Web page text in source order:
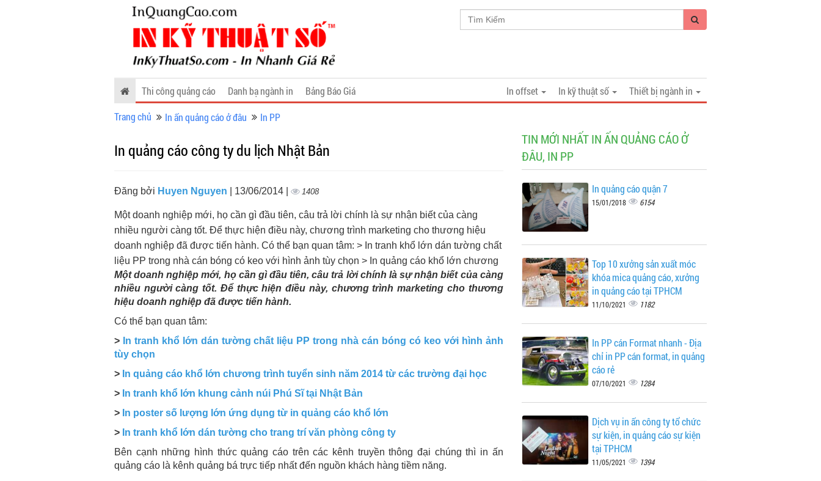
Thi công quảng cáo Thiết bị ngành in
Danh bạ ngành in In kỹ thuật số
In offset
Bảng Báo Giá
Trang chủ
In ấn quảng cáo ở đâu In PP
In quảng cáo công ty du lịch Nhật Bản
Đăng bởi Huyen Nguyen | 13/06/2014 | 1408
Một doanh nghiệp mới, họ cần gì đầu tiên, câu trả lời chính là sự nhận biết của càng
nhiều người càng tốt. Để thực hiện điều này, chương trình marketing cho thương hiệu
doanh nghiệp đã được tiến hành. Có thể bạn quan tâm: > In tranh khổ lớn dán tường chất
liệu PP trong nhà cán bóng có keo với hình ảnh tùy chọn > In quảng cáo khổ lớn chương
Một doanh nghiệp mới, họ cần gì đầu tiên, câu trả lời chính là sự nhận biết của càng
nhiều người càng tốt. Để thực hiện điều này, chương trình marketing cho thương
hiệu doanh nghiệp đã được tiến hành.
Có thể bạn quan tâm:
> In tranh khổ lớn dán tường chất liệu PP trong nhà cán bóng có keo với hình ảnh
tùy chọn
> In quảng cáo khổ lớn chương trình tuyển sinh năm 2014 từ các trường đại học
> In tranh khổ lớn khung cảnh núi Phú Sĩ tại Nhật Bản
> In poster số lượng lớn ứng dụng từ in quảng cáo khổ lớn
> In tranh khổ lớn dán tường cho trang trí văn phòng công ty
Bên cạnh những hình thức quảng cáo trên các kênh truyền thông đại chúng thì in ấn
quảng cáo là kênh quảng bá trực tiếp nhất đến nguồn khách hàng tiềm năng.
TIN MỚI NHẤT IN ẤN QUẢNG CÁO Ở
ĐÂU, IN PP
In quảng cáo quận 7
15/01/2018 6154
Top 10 xưởng sản xuất móc
khóa mica quảng cáo, xưởng
in quảng cáo tại TPHCM
11/10/2021 1182
In PP cán Format nhanh - Địa
chỉ in PP cán format, in quảng
cáo rẻ
07/10/2021 1284
Dịch vụ in ấn công ty tổ chức
sự kiện, in quảng cáo sự kiện
tại TPHCM
11/05/2021 1394